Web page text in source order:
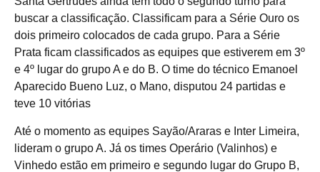
buscar a classificação. Classificam para a Série Ouro os
dois primeiro colocados de cada grupo. Para a Série
Prata ficam classificados as equipes que estiverem em 3º
e 4º lugar do grupo A e do B. O time do técnico Emanoel
Aparecido Bueno Luz, o Mano, disputou 24 partidas e
teve 10 vitórias
Até o momento as equipes Sayão/Araras e Inter Limeira,
lideram o grupo A. Já os times Operário (Valinhos) e
Vinhedo estão em primeiro e segundo lugar do Grupo B,